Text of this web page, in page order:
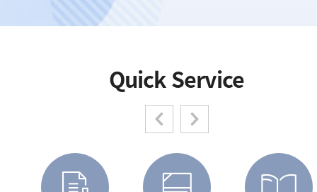
Quick Service